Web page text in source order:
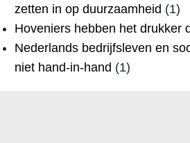
zetten in op duurzaamheid (1)
Hoveniers hebben het drukker
Nederlands bedrijfsleven en
niet hand-in-hand (1)